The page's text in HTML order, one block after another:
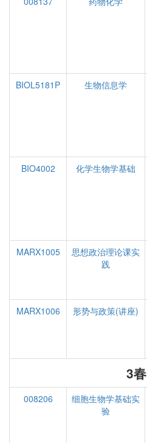
BIOL5181P
生物信息学
BIO4002
化学生物学基础
MARX1005
思想政治理论课实
践
MARX1006
形势与政策(讲座)
3春
008206
细胞生物学基础实
验